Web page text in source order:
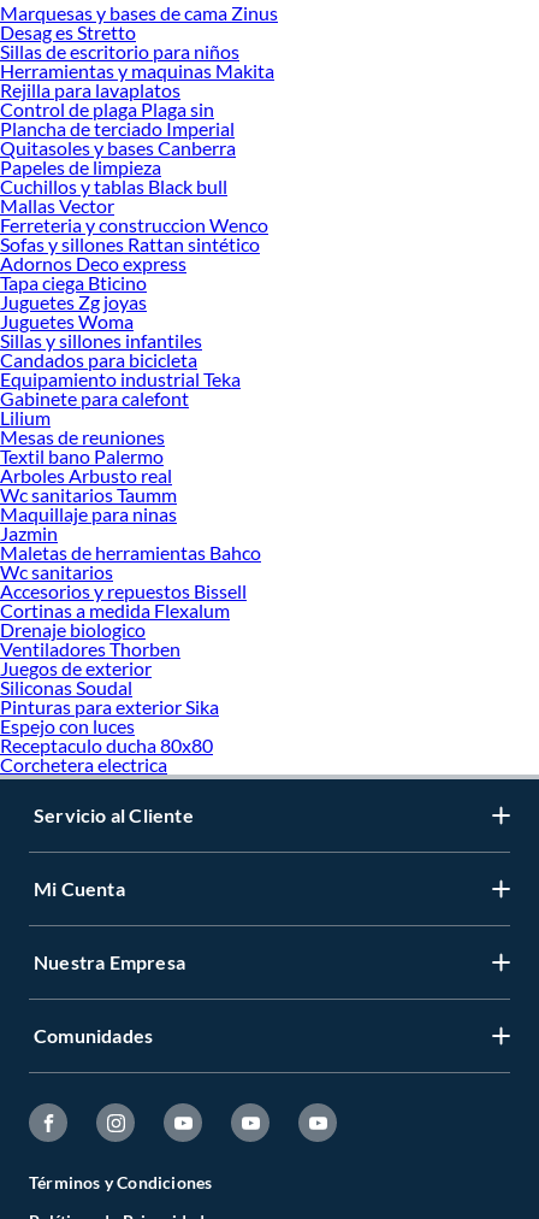
Desde remodelaciones hasta proyectos de decoración, estamos aquí para hacer
tus ideas realidad. ¡Visítanos y encuentra todo lo que tenemos para ofrecerte en
Casas, camas y transporte para perros!
Explora la variedad de productos de Casas, camas y transporte para
perros en Sodimac
Herramientas, materiales y accesorios de calidad para tus proyectos y
renovación de espacios. ¡Visítanos y descubre todo lo que tenemos para
ofrecerte!
Encuentra una amplia variedad de productos de Casas, camas y transporte para
perros en Sodimac. Encuentra todo lo necesario para tus proyectos de
renovación y decoración. ¡Visítanos y haz tus ideas realidad!
Marquesas y bases de cama Zinus
Desag es Stretto
Sillas de escritorio para niños
Herramientas y maquinas Makita
Rejilla para lavaplatos
Control de plaga Plaga sin
Plancha de terciado Imperial
Quitasoles y bases Canberra
Papeles de limpieza
Cuchillos y tablas Black bull
Mallas Vector
Ferreteria y construccion Wenco
Sofas y sillones Rattan sintético
Adornos Deco express
Tapa ciega Bticino
Juguetes Zg joyas
Juguetes Woma
Sillas y sillones infantiles
Candados para bicicleta
Equipamiento industrial Teka
Gabinete para calefont
Lilium
Mesas de reuniones
Textil bano Palermo
Arboles Arbusto real
Wc sanitarios Taumm
Maquillaje para ninas
Jazmin
Maletas de herramientas Bahco
Wc sanitarios
Accesorios y repuestos Bissell
Cortinas a medida Flexalum
Drenaje biologico
Ventiladores Thorben
Juegos de exterior
Siliconas Soudal
Pinturas para exterior Sika
Espejo con luces
Receptaculo ducha 80x80
Corchetera electrica
Servicio al Cliente
Mi Cuenta
Nuestra Empresa
Comunidades
Términos y Condiciones